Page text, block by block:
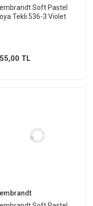
Soft Pastel
Tekli 536-3 Violet
TL